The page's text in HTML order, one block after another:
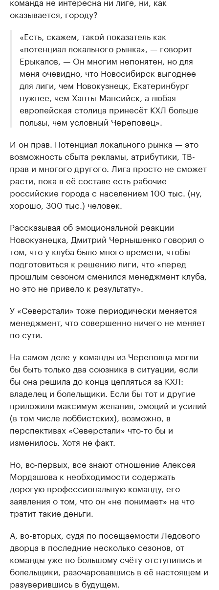
оказывается, городу?
«Есть, скажем, такой показатель как
«потенциал локального рынка», — говорит
Ерыкалов, — Он многим непонятен, но для
меня очевидно, что Новосибирск выгоднее
для лиги, чем Новокузнецк, Екатеринбург
нужнее, чем Ханты-Мансийск, а любая
европейская столица принесёт КХЛ больше
пользы, чем условный Череповец».
И он прав. Потенциал локального рынка — это
возможность сбыта рекламы, атрибутики, ТВ-
прав и многого другого. Лига просто не сможет
расти, пока в её составе есть рабочие
российские города с населением 100 тыс. (ну,
хорошо, 300 тыс.) человек.
Рассказывая об эмоциональной реакции
Новокузнецка, Дмитрий Чернышенко говорил о
том, что у клуба было много времени, чтобы
подготовиться к решению лиги, что «перед
прошлым сезоном сменился менеджмент клуба,
но это не привело к результату».
У «Северстали» тоже периодически меняется
менеджмент, что совершенно ничего не меняет
по сути.
На самом деле у команды из Череповца могли
бы быть только два союзника в ситуации, если
бы она решила до конца цепляться за КХЛ:
владелец и болельщики. Если бы тот и другие
приложили максимум желания, эмоций и усилий
(в том числе лоббистских), возможно, в
перспективах «Северстали» что-то бы и
изменилось. Хотя не факт.
Но, во-первых, все знают отношение Алексея
Мордашова к необходимости содержать
дорогую профессиональную команду, его
заявления о том, что он «не понимает» на что
тратит такие деньги.
А, во-вторых, судя по посещаемости Ледового
дворца в последние несколько сезонов, от
команды уже по большому счёту отступились и
болельщики, разочаровавшись в её настоящем и
разуверившись в будущем.